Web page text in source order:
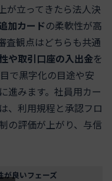
が立ってきたら法人決
加カードの柔軟性が高
査観点はどちらも共通
や取引口座の入出金を
で黒字化の目途や安
進みます。社員用カー
、利用規程と承認フロ
の評価が上がり、与信
が良いフェーズ